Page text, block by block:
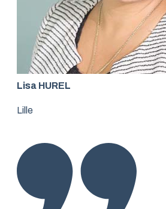
Lisa HUREL
Lille